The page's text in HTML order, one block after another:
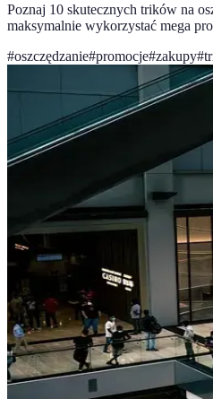
Poznaj 10 skutecznych trików na
maksymalnie wykorzystać mega
#oszczędzanie#promocje#zakupy#